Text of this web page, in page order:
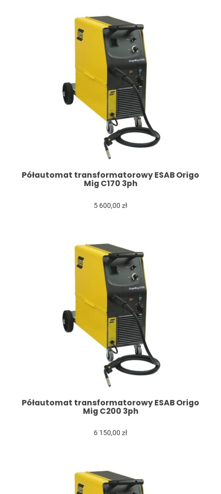
Półautomat transformatorowy ESAB Origo
Mig C170 3ph
5 600,00 zł
Półautomat transformatorowy ESAB Origo
Mig C200 3ph
6 150,00 zł